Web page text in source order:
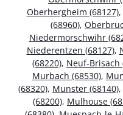
Oberhergheim (68127),
(68960),
Niedermorschwihr
Niederentzen (68127),
(68220), Neuf-Brisach
Murbach (68530),
(68320), Munster (68140),
(68200), Mulhouse